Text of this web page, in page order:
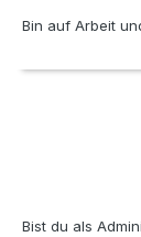
Bin auf Arbeit
Bist du als